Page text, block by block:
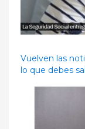
Vuelven las
lo que debes